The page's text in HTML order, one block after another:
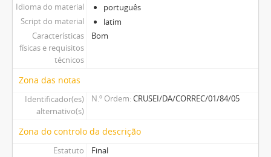
Idioma do material
português
Script do material
latim
Características
físicas e requisitos
técnicos
Bom
Zona das notas
Identificador(es)
alternativo(s)
N.º Ordem CRUSEI/DA/CORREC/01/84/05
Zona do controlo da descrição
Estatuto
Final